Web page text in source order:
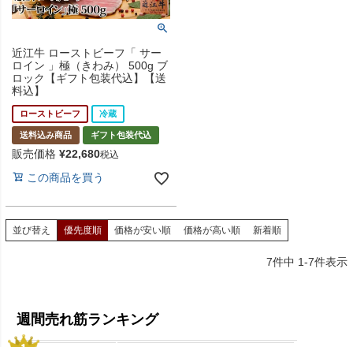
近江牛 ローストビーフ「 サー
ロイン 」極（きわみ） 500g ブ
ロック【ギフト包装代込】【送
料込】
ローストビーフ 冷蔵
送料込み商品 ギフト包装代込
販売価格 ¥22,680税込
この商品を買う
並び替え 優先度順 価格が安い順 価格が高い順 新着順
7件中 1-7件表示